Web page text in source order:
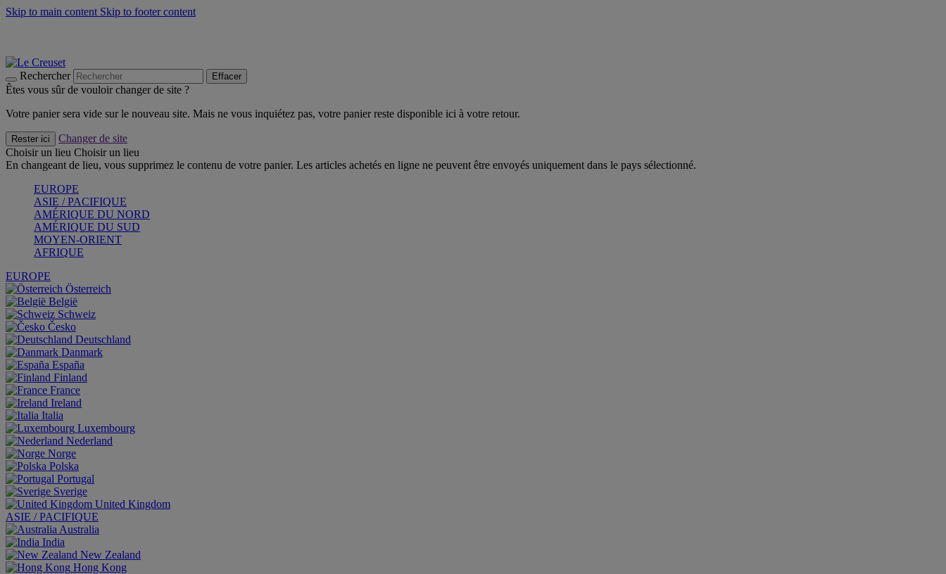
Skip to main content Skip to footer content
Rechercher Effacer
Êtes vous sûr de vouloir changer de site ?
Votre panier sera vide sur le nouveau site. Mais ne vous inquiétez pas, votre panier reste disponible ici à votre retour.
Rester ici
Changer de site
Choisir un lieu Choisir un lieu
En changeant de lieu, vous supprimez le contenu de votre panier. Les articles achetés en ligne ne peuvent être envoyés uniquement dans le pays sélectionné.
EUROPE
ASIE / PACIFIQUE
AMÉRIQUE DU NORD
AMÉRIQUE DU SUD
MOYEN-ORIENT
AFRIQUE
EUROPE
Österreich
België
Schweiz
Česko
Deutschland
Danmark
España
Finland
France
Ireland
Italia
Luxembourg
Nederland
Norge
Polska
Portugal
Sverige
United Kingdom
ASIE / PACIFIQUE
Australia
India
New Zealand
Hong Kong